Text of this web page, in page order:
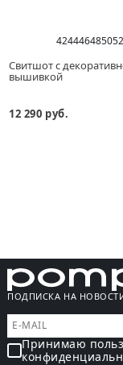
424446485052
Свитшот с
вышивкой
12 290 руб.
ПОДПИСКА НА
Принимаю